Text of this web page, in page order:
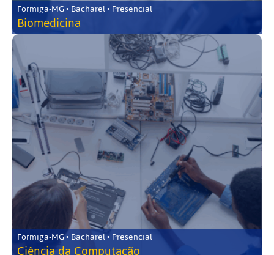
Formiga-MG • Bacharel • Presencial
Biomedicina
Formiga-MG • Bacharel • Presencial